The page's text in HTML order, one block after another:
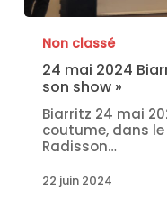
Non classé
24 mai 2024
son show »
Biarritz 24 mai
coutume, dans
Radisson…
22 juin 2024